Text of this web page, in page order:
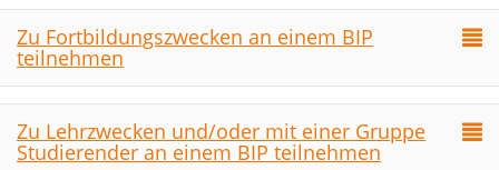
Zu Fortbildungszwecken an einem BIP
teilnehmen
Zu Lehrzwecken und/oder mit einer Gruppe
Studierender an einem BIP teilnehmen